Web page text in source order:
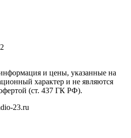
и цены, указанные на
характер и не являются
(ст. 437 ГК РФ).
23.ru